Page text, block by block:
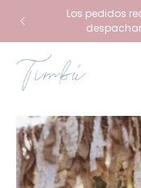
Los pedidos